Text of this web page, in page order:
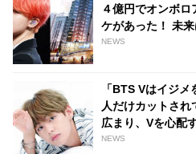
４億円でオンボ
ケがあった！ 未
の地主になるって
NEWS
「BTS Vはイジ
人だけカットさ
広まり、Vを心配
NEWS